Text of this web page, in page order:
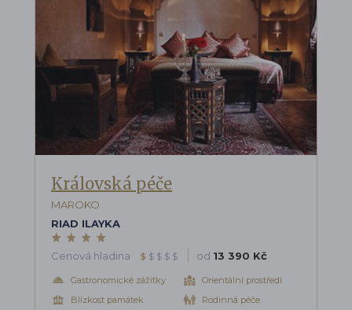
Královská péče
MAROKO
RIAD ILAYKA
Cenová hladina $ $ $ $ $ od 13 390 Kč
Gastronomické zážitky
Blízkost památek
Orientální prostředí
Rodinná péče